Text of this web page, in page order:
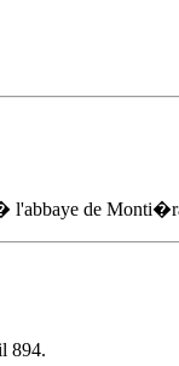
l'abbaye de
894.